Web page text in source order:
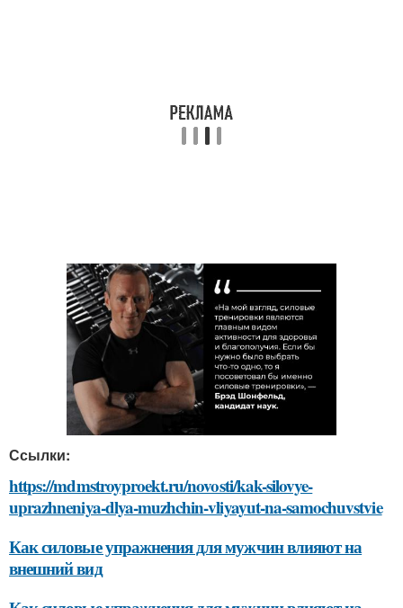
Ссылки:
https://mdmstroyproekt.ru/novosti/kak-silovye-
uprazhneniya-dlya-muzhchin-vliyayut-na-samochuvstvie
Как силовые упражнения для мужчин влияют на
внешний вид